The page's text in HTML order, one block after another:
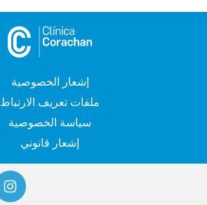
إشعار الخصوصية
ملفات تعريف الارتباط
سياسة الخصوصية
إشعار قانوني